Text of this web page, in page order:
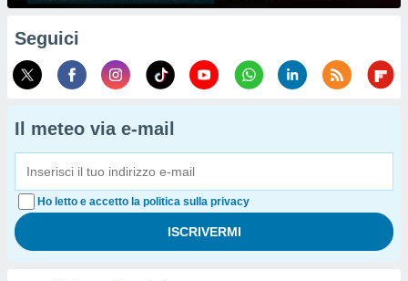
Seguici
Il meteo via e-mail
Ho letto e accetto la politica sulla privacy